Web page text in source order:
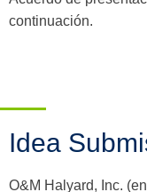
continuación.
Idea
O&M Halyard, Inc.